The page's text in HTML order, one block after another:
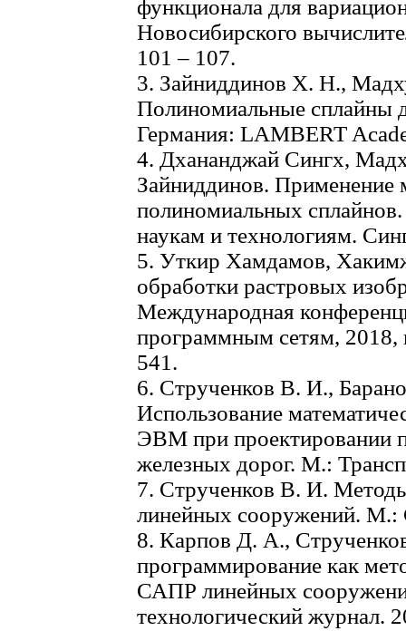
функционала для
Новосибирского
101 – 107.
3. Зайниддинов Х. Н.,
Полиномиальные сплайны
Германия: LAMBERT
4. Дхананджай Сингх,
Зайниддинов. Применение
полиномиальных
наукам и технологиям.
5. Уткир Хамдамов,
обработки растровых
Международная
программным сетям,
541.
6. Струченков В. И.,
Использование
ЭВМ при проектировании
железных дорог. М.:
7. Струченков В. И.
линейных сооружений.
8. Карпов Д. А.,
программирование как
САПР линейных
технологический журнал.